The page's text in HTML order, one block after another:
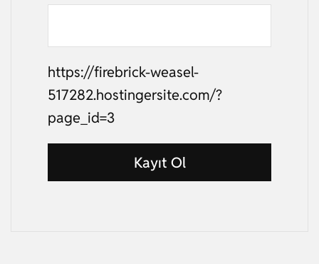
https://firebrick-weasel-
517282.hostingersite.com/?
page_id=3
Kayıt Ol